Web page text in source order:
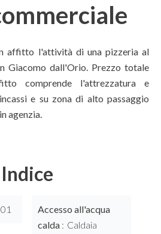
affitto l'attività di una pizzeria al
Giacomo dall'Orio. Prezzo totale
comprende l'attrezzatura e
e su zona di alto passaggio
agenzia.
Indice
Accesso all'acqua
calda
Caldaia